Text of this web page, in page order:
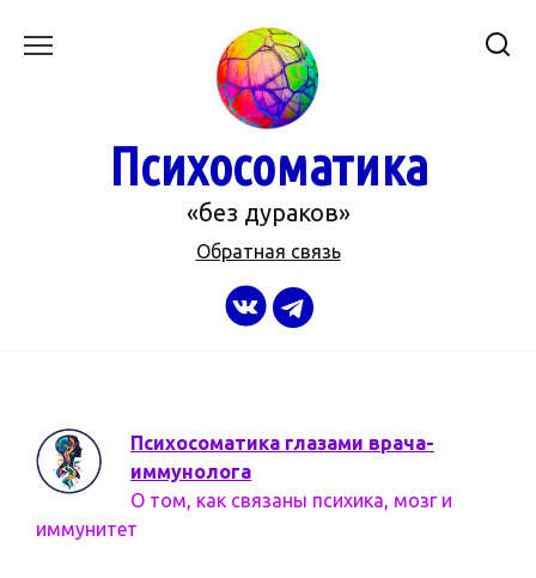
Психосоматика
«без дураков»
Обратная связь
Психосоматика глазами врача-
иммунолога
О том, как связаны психика, мозг и
иммунитет